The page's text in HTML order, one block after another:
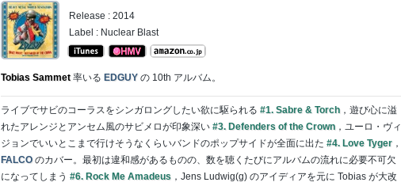
Release : 2014
Label : Nuclear Blast
Tobias Sammet 率いる EDGUY の 10th アルバム。
ライブでサビのコーラスをシンガロングしたい欲に駆られる #1. Sabre & Torch ，遊び心に溢
れたアレンジとアンセム風のサビメロが印象深い #3. Defenders of the Crown ，ユーロ・ヴィ
ジョンでいいとこまで行けそうなくらいバンドのポップサイドが全面に出た #4. Love Tyger ，
FALCOのカバー。最初は違和感があるものの、数を聴くたびにアルバムの流れに必要不可欠
になってしまう #6. Rock Me Amadeus ，Jens Ludwig(g) のアイディアを元に Tobias が大改